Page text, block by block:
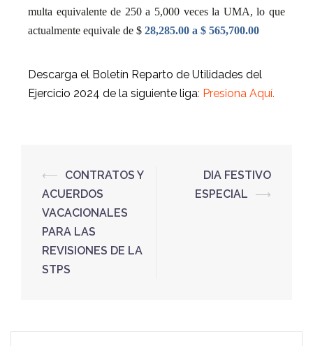
multa equivalente de 250 a 5,000 veces la UMA, lo que
actualmente equivale de $ 28,285.00 a $ 565,700.00
Descarga el Boletín Reparto de Utilidades del
Ejercicio 2024 de la siguiente liga: Presiona Aquí.
⟵
CONTRATOS Y
ACUERDOS
VACACIONALES
PARA LAS
REVISIONES DE LA
STPS
DIA FESTIVO
ESPECIAL
⟶